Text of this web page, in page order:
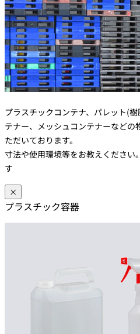
プラスチックコンテナ、パレット(
テナー、メッシュコンテナーなどの
ただいております。
寸法や使用環境等をお教えください
す
×
プラスチック容器